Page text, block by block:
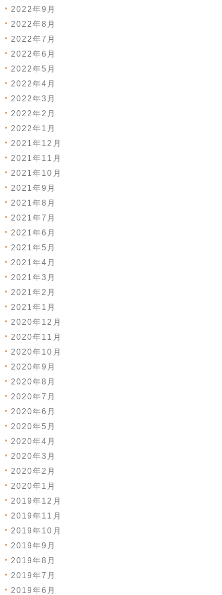
2022年9月
2022年8月
2022年7月
2022年6月
2022年5月
2022年4月
2022年3月
2022年2月
2022年1月
2021年12月
2021年11月
2021年10月
2021年9月
2021年8月
2021年7月
2021年6月
2021年5月
2021年4月
2021年3月
2021年2月
2021年1月
2020年12月
2020年11月
2020年10月
2020年9月
2020年8月
2020年7月
2020年6月
2020年5月
2020年4月
2020年3月
2020年2月
2020年1月
2019年12月
2019年11月
2019年10月
2019年9月
2019年8月
2019年7月
2019年6月